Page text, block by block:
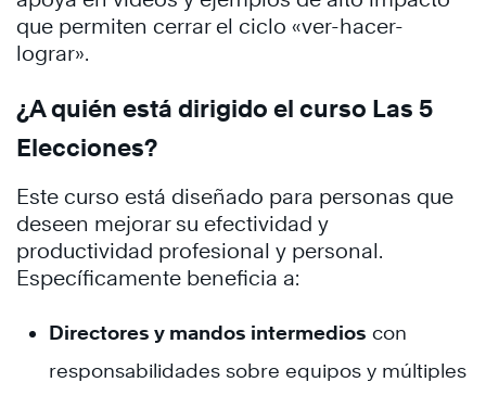
que permiten cerrar el ciclo «ver-hacer-
lograr».
¿A quién está dirigido el curso Las 5
Elecciones?
Este curso está diseñado para personas que
deseen mejorar su efectividad y
productividad profesional y personal.
Específicamente beneficia a:
Directores y mandos intermedios con
responsabilidades sobre equipos y múltiples